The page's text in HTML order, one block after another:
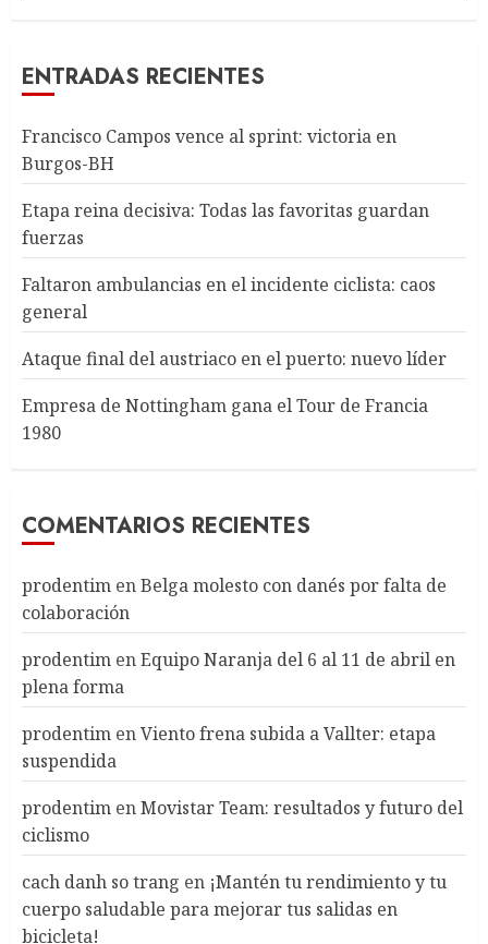
ENTRADAS RECIENTES
Francisco Campos vence al sprint: victoria en
Burgos-BH
Etapa reina decisiva: Todas las favoritas guardan
fuerzas
Faltaron ambulancias en el incidente ciclista: caos
general
Ataque final del austriaco en el puerto: nuevo líder
Empresa de Nottingham gana el Tour de Francia
1980
COMENTARIOS RECIENTES
prodentim enBelga molesto con danés por falta de
colaboración
prodentim enEquipo Naranja del 6 al 11 de abril en
plena forma
prodentim enViento frena subida a Vallter: etapa
suspendida
prodentim enMovistar Team: resultados y futuro del
ciclismo
cach danh so trang en ¡Mantén tu rendimiento y tu
cuerpo saludable para mejorar tus salidas en
bicicleta!